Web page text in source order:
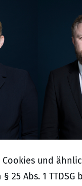
Cookies und
25 Abs. 1